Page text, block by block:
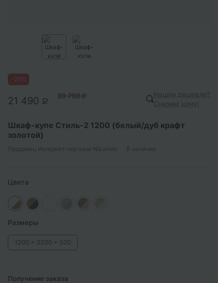
25%
21 490 P
28 798 P
Нашли дешевле?
Снизим цену!
Шкаф-купе Стиль-2 1200 (белый/дуб крафт
золотой)
Продавец Интернет-магазин Nikameb В наличии
Цвета
Размеры
1200 x 2200 x 520
Получение заказа